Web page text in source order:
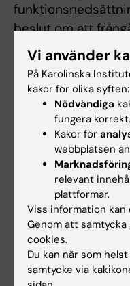
beslut om att
om
komplettering eller
obligatoriska
Innehåll och
förväntade
förmågor får inte
Examination
en tid av två år
av kursen.
Vi använder
På Karolinska
kakor för olika syften:
Nödvändiga
fungera korrekt.
Kakor för
webbplatsen
relevant
plattformar.
Viss information kan
Genom att
cookies.
Du kan när som
samtycke via